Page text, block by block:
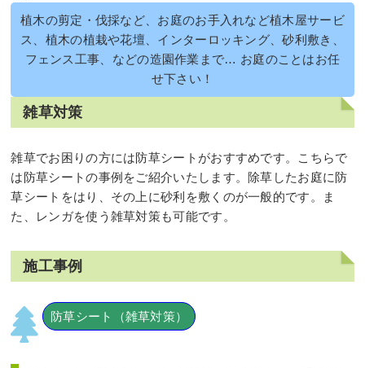
植木の剪定・伐採など、お庭のお手入れなど植木屋サービ
ス、植木の植栽や花壇、インターロッキング、砂利敷き、
フェンス工事、などの造園作業まで… お庭のことはお任
せ下さい！
雑草対策
雑草でお困りの方には防草シートがおすすめです。こちらで
は防草シートの事例をご紹介いたします。除草したお庭に防
草シートをはり、その上に砂利を敷くのが一般的です。ま
た、レンガを使う雑草対策も可能です。
施工事例
防草シート（雑草対策）